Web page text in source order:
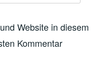
Website in diesem
Kommentar